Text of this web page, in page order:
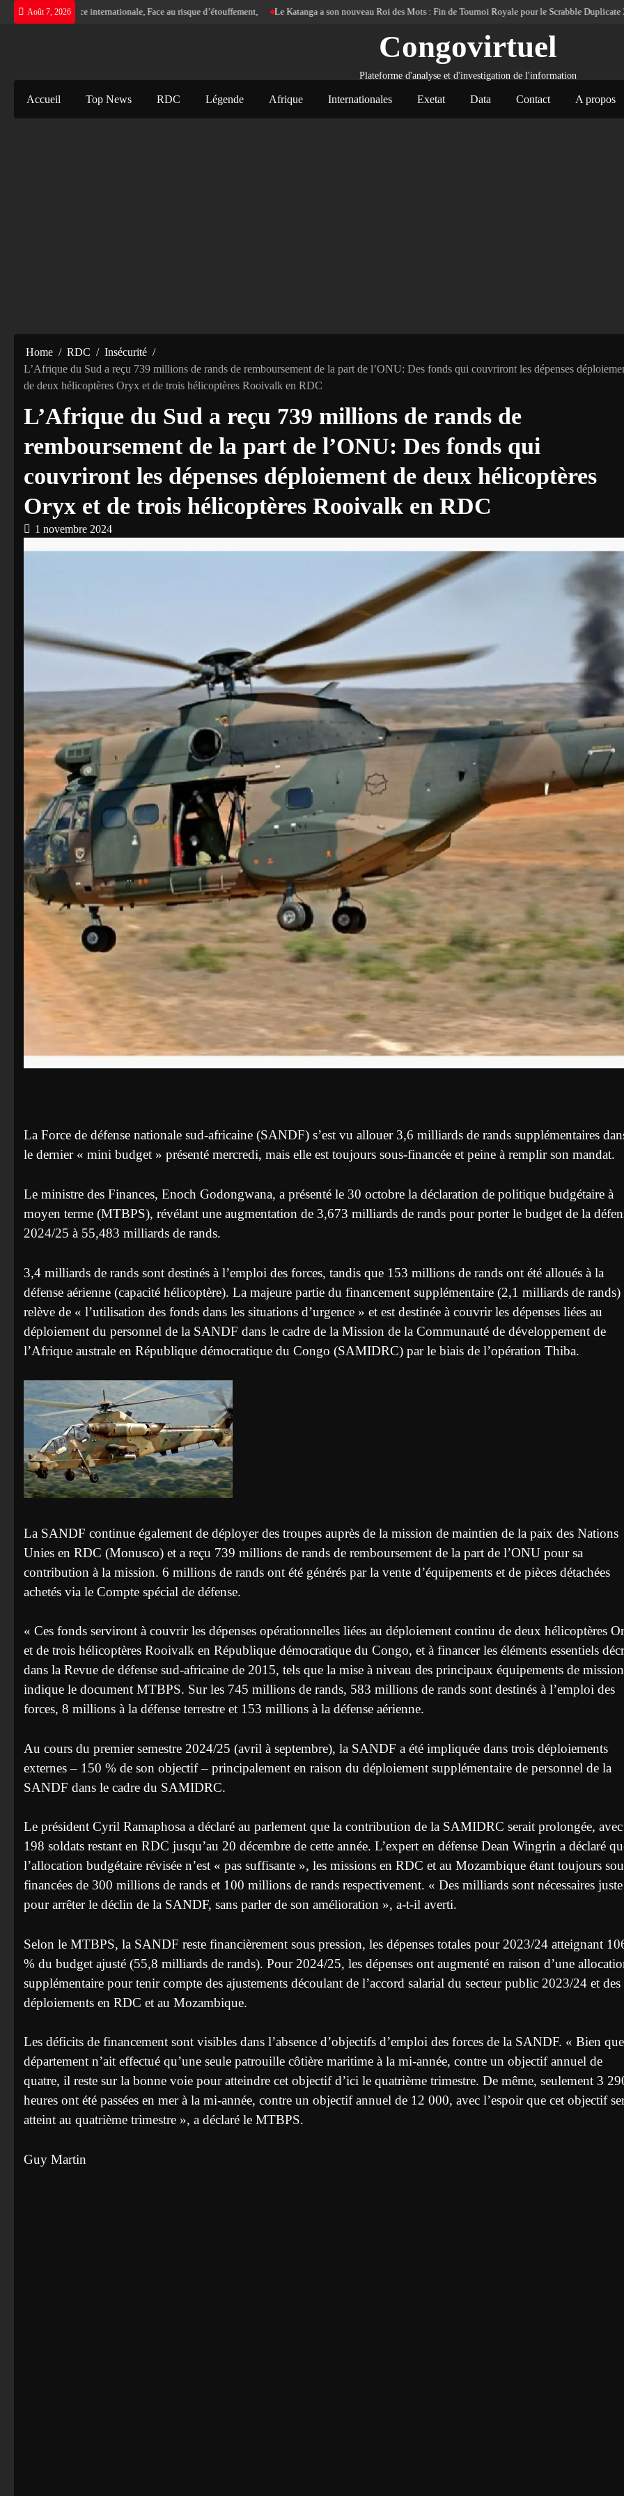
Skip
Août 7, 2026
d’une justice internationale, Face au risque d’étouffement, Le Katanga a son nouveau Roi des Mots : Fin de Tournoi Royale pour le Scrabble Duplicate 2026
Congovirtuel
Plateforme d'analyse et d'investigation de l'information
Accueil Top News RDC Légende Afrique Internationales Exetat Data Contact A propos
Home RDC
Insécurité
L’Afrique du Sud a reçu 739 millions de rands de remboursement de la part de l’ONU: Des fonds qui couvriront les dépenses
de deux hélicoptères Oryx et de trois hélicoptères Rooivalk en RDC
L’Afrique du Sud a reçu 739 millions de rands de
remboursement de la part de l’ONU: Des fonds qui
couvriront les dépenses déploiement de deux hélicoptères
Oryx et de trois hélicoptères Rooivalk en RDC
1 novembre 2024
La Force de défense nationale sud-africaine (SANDF) s’est vu allouer 3,6 milliards de rands supplémentaires
le dernier « mini budget » présenté mercredi, mais elle est toujours sous-financée et peine à remplir son mandat.
Le ministre des Finances, Enoch Godongwana, a présenté le 30 octobre la déclaration de politique budgétaire à
moyen terme (MTBPS), révélant une augmentation de 3,673 milliards de rands pour porter le budget de la
2024/25 à 55,483 milliards de rands.
3,4 milliards de rands sont destinés à l’emploi des forces, tandis que 153 millions de rands ont été alloués à la
défense aérienne (capacité hélicoptère). La majeure partie du financement supplémentaire (2,1 milliards de rands)
relève de « l’utilisation des fonds dans les situations d’urgence » et est destinée à couvrir les dépenses liées au
déploiement du personnel de la SANDF dans le cadre de la Mission de la Communauté de développement de
l’Afrique australe en République démocratique du Congo (SAMIDRC) par le biais de l’opération Thiba.
La SANDF continue également de déployer des troupes auprès de la mission de maintien de la paix des Nations
Unies en RDC (Monusco) et a reçu 739 millions de rands de remboursement de la part de l’ONU pour sa
contribution à la mission. 6 millions de rands ont été générés par la vente d’équipements et de pièces détachées
achetés via le Compte spécial de défense.
« Ces fonds serviront à couvrir les dépenses opérationnelles liées au déploiement continu de deux hélicoptères
et de trois hélicoptères Rooivalk en République démocratique du Congo, et à financer les éléments essentiels
dans la Revue de défense sud-africaine de 2015, tels que la mise à niveau des principaux équipements de
indique le document MTBPS. Sur les 745 millions de rands, 583 millions de rands sont destinés à l’emploi des
forces, 8 millions à la défense terrestre et 153 millions à la défense aérienne.
Au cours du premier semestre 2024/25 (avril à septembre), la SANDF a été impliquée dans trois déploiements
externes – 150 % de son objectif – principalement en raison du déploiement supplémentaire de personnel de la
SANDF dans le cadre du SAMIDRC.
Le président Cyril Ramaphosa a déclaré au parlement que la contribution de la SAMIDRC serait prolongée,
198 soldats restant en RDC jusqu’au 20 décembre de cette année. L’expert en défense Dean Wingrin a déclaré
l’allocation budgétaire révisée n’est « pas suffisante », les missions en RDC et au Mozambique étant toujours
financées de 300 millions de rands et 100 millions de rands respectivement. « Des milliards sont nécessaires juste
pour arrêter le déclin de la SANDF, sans parler de son amélioration », a-t-il averti.
Selon le MTBPS, la SANDF reste financièrement sous pression, les dépenses totales pour 2023/24 atteignant
% du budget ajusté (55,8 milliards de rands). Pour 2024/25, les dépenses ont augmenté en raison d’une
supplémentaire pour tenir compte des ajustements découlant de l’accord salarial du secteur public 2023/24 et des
déploiements en RDC et au Mozambique.
Les déficits de financement sont visibles dans l’absence d’objectifs d’emploi des forces de la SANDF. « Bien
département n’ait effectué qu’une seule patrouille côtière maritime à la mi-année, contre un objectif annuel de
quatre, il reste sur la bonne voie pour atteindre cet objectif d’ici le quatrième trimestre. De même, seulement 3
heures ont été passées en mer à la mi-année, contre un objectif annuel de 12 000, avec l’espoir que cet objectif
atteint au quatrième trimestre », a déclaré le MTBPS.
Guy Martin